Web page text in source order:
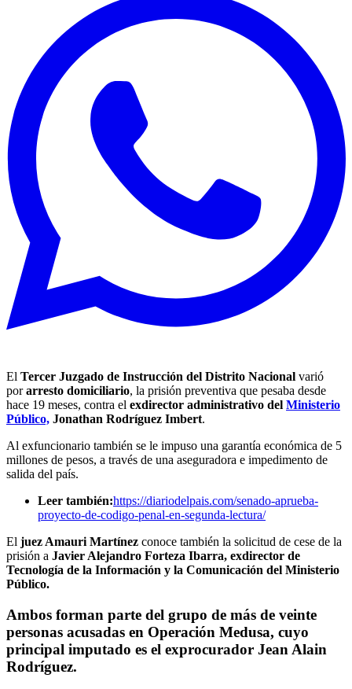
El Tercer Juzgado de Instrucción del Distrito Nacional varió
porarresto domiciliario, la prisión preventiva que pesaba desde
hace 19 meses, contra el exdirector administrativo del Ministerio
Público, Jonathan Rodríguez Imbert.
Al exfuncionario también se le impuso una garantía económica de 5
millones de pesos, a través de una aseguradora e impedimento de
salida del país.
Leer también:https://diariodelpais.com/senado-aprueba-
proyecto-de-codigo-penal-en-segunda-lectura/
El juez Amauri Martínez conoce también la solicitud de cese de la
prisión a Javier Alejandro Forteza Ibarra, exdirector de
Tecnología de la Información y la Comunicación del Ministerio
Público.
Ambos forman parte del grupo de más de veinte
personas acusadas en Operación Medusa, cuyo
principal imputado es el exprocurador Jean Alain
Rodríguez.